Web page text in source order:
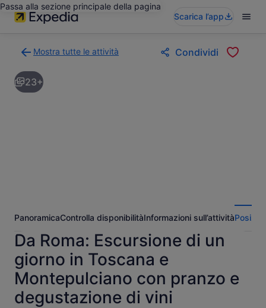
Passa alla sezione principale della pagina
Scarica l’app
Mostra tutte le attività
alla
pagina
dei
Condividi
23+
PanoramicaControlla disponibilitàInformazioni sull’attività
Da Roma: Escursione di un
giorno in Toscana e
Montepulciano con pranzo e
degustazione di vini